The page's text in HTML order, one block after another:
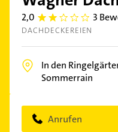
2,0 2.0 3
DACHDECKEREIEN
In den
Sommerrain
Anrufen